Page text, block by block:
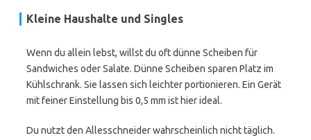
Kleine Haushalte und Singles
Wenn du allein lebst, willst du oft dünne Scheiben für
Sandwiches oder Salate. Dünne Scheiben sparen Platz im
Kühlschrank. Sie lassen sich leichter portionieren. Ein Gerät
mit feiner Einstellung bis 0,5 mm ist hier ideal.
Du nutzt den Allesschneider wahrscheinlich nicht täglich.